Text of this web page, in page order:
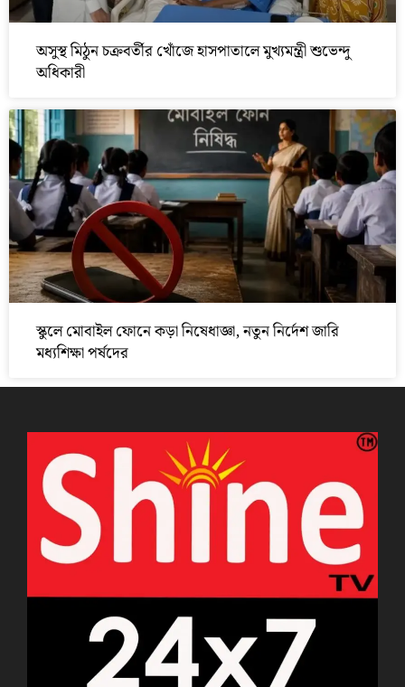
অসুস্থ মিঠুন চক্রবর্তীর খোঁজে হাসপাতালে মুখ্যমন্ত্রী শুভেন্দু
অধিকারী
স্কুলে মোবাইল ফোনে কড়া নিষেধাজ্ঞা, নতুন নির্দেশ জারি
মধ্যশিক্ষা পর্ষদের